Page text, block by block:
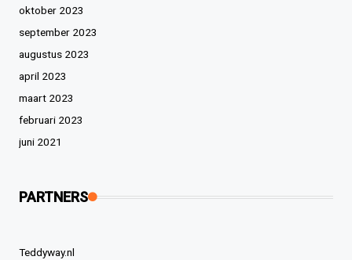
oktober 2023
september 2023
augustus 2023
april 2023
maart 2023
februari 2023
juni 2021
PARTNERS
Teddyway.nl